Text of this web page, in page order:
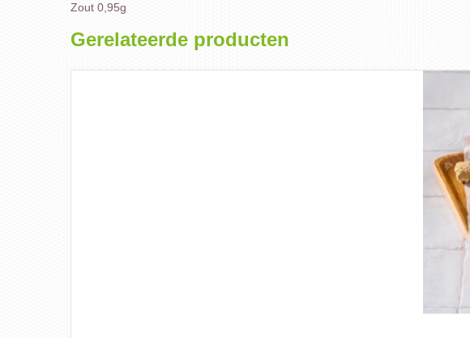
Zout 0,95g
Gerelateerde producten